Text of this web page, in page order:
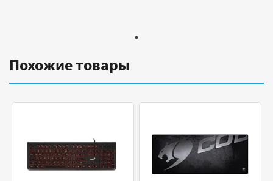
Похожие товары